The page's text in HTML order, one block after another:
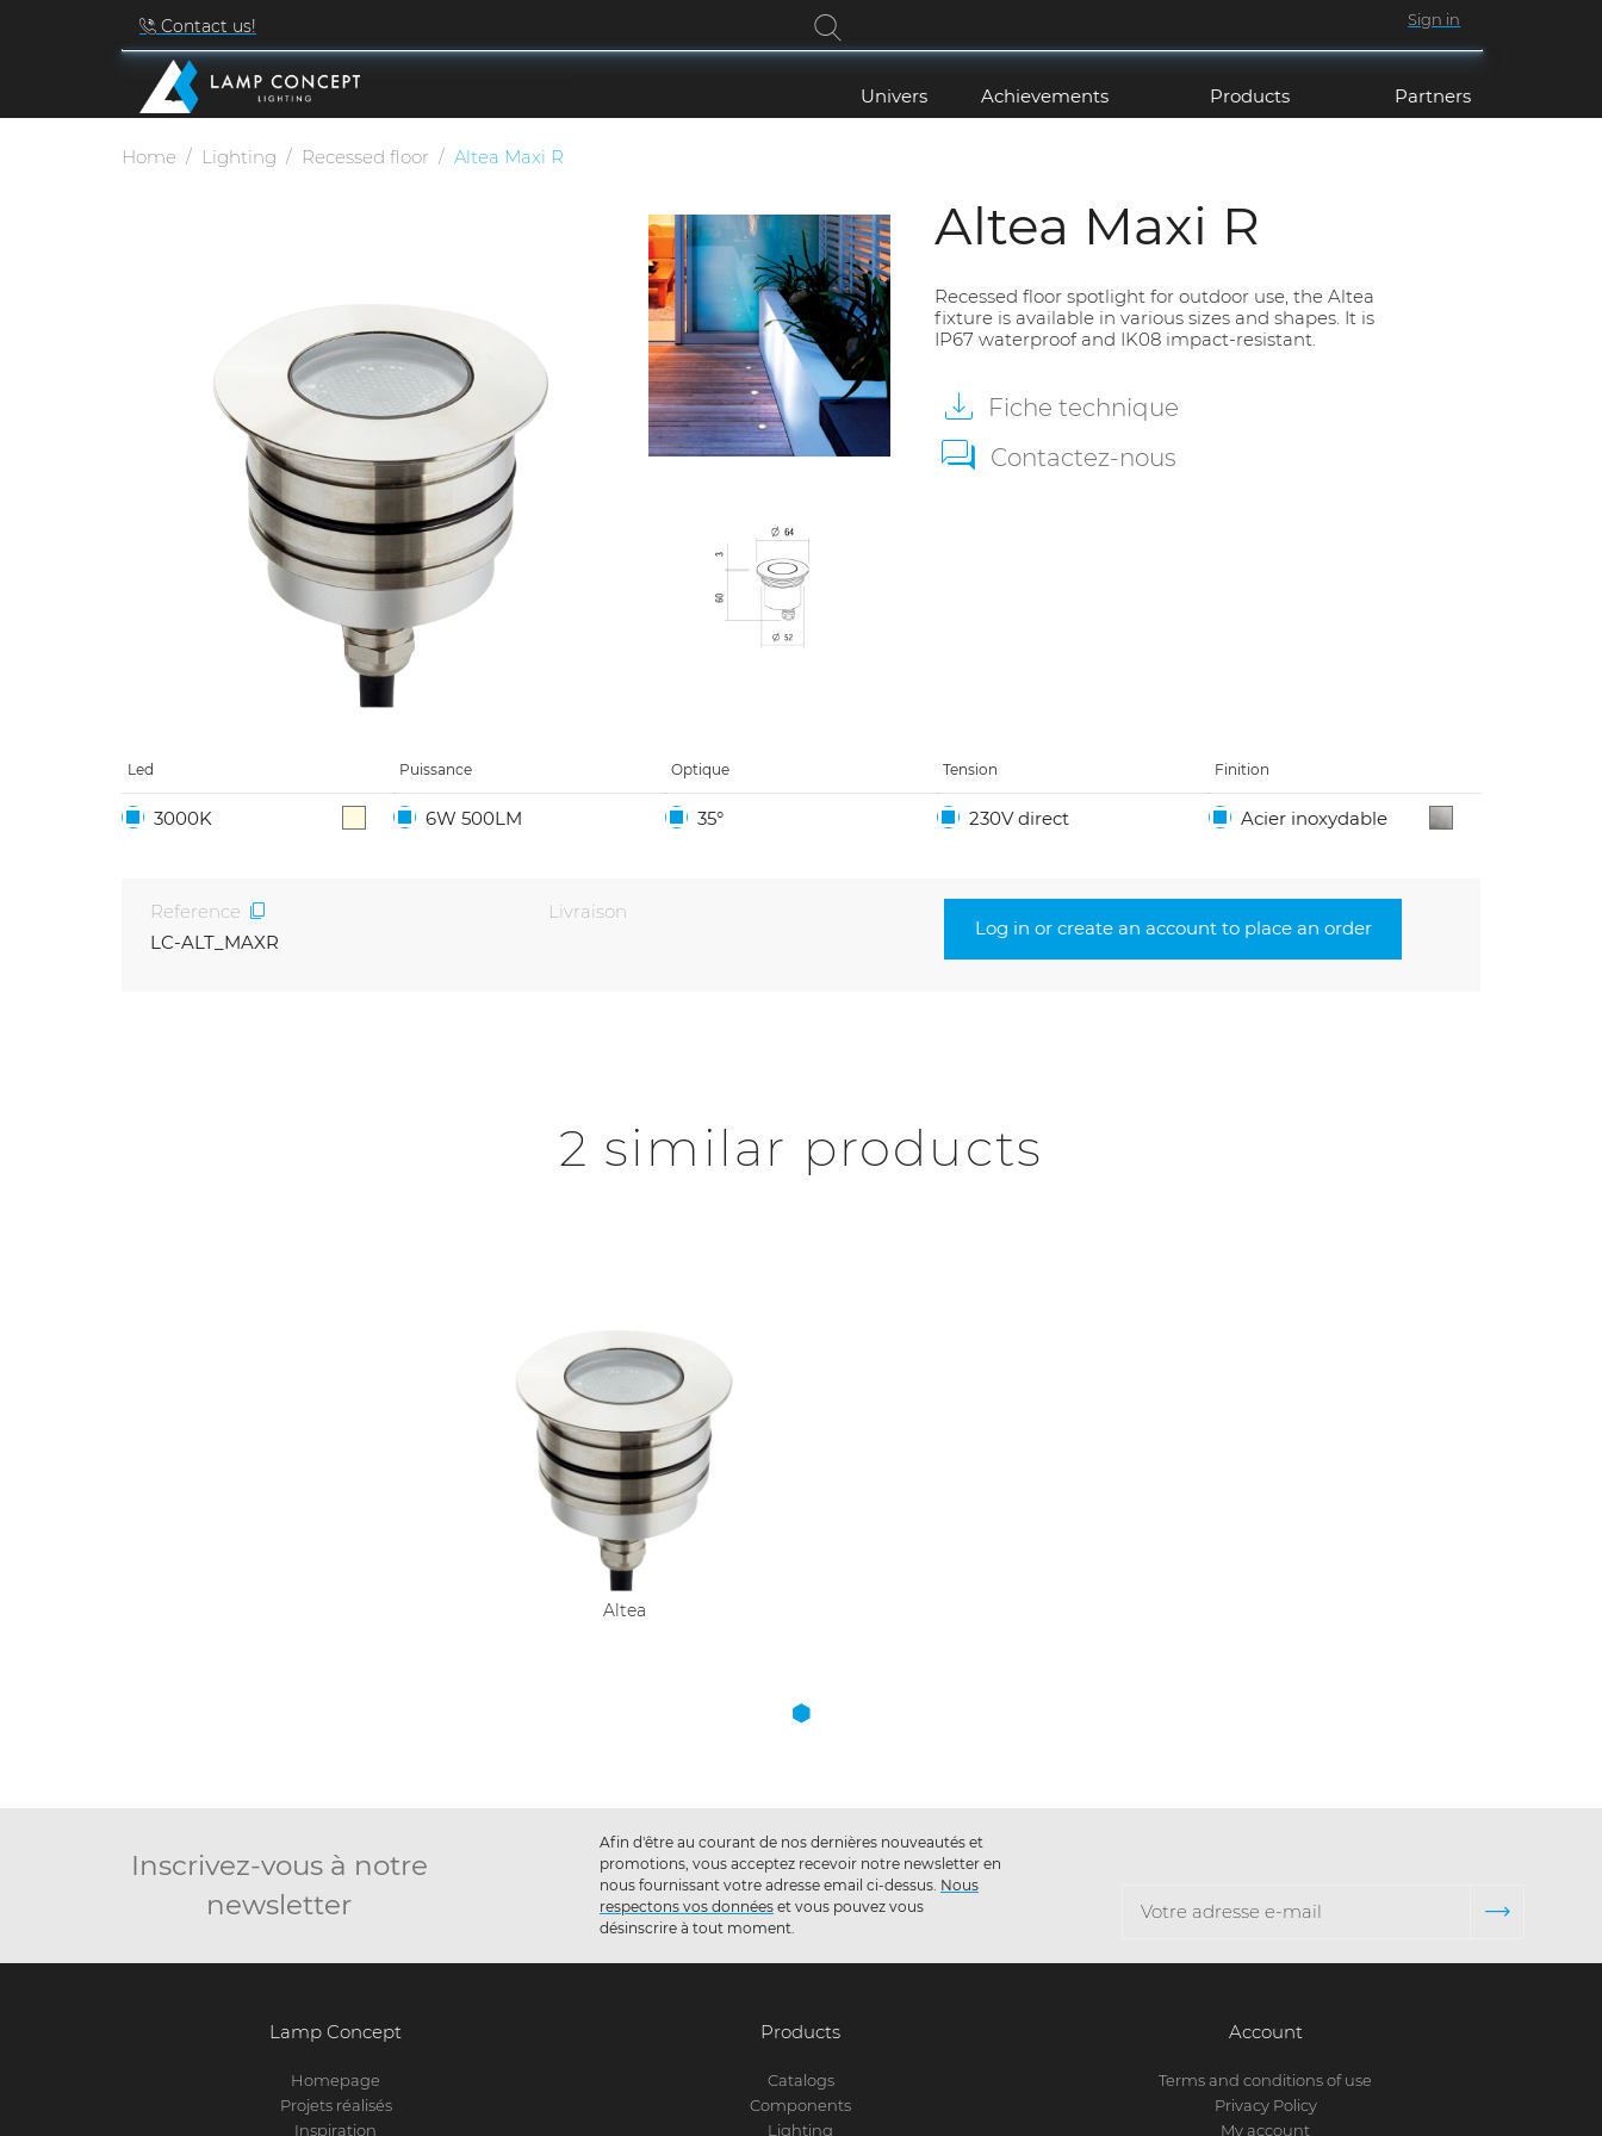
Contact us! Sign in
Univers Achievements Products Partners
Home Lighting Recessed floor Altea Maxi R
Altea Maxi R
Recessed floor spotlight for outdoor use, the Altea
fixture is available in various sizes and shapes. It is
IP67 waterproof and IK08 impact-resistant.
Fiche technique
Contactez-nous
Led
3000K
Puissance
6W 500LM
Optique
35°
Tension
230V direct
Finition
Acier inoxydable
Reference
LC-ALT_MAXR
Livraison
Log in or create an account to place an order
2 similar products
Altea
Inscrivez-vous à notre
newsletter
Afin d'être au courant de nos dernières nouveautés et
promotions, vous acceptez recevoir notre newsletter en
nous fournissant votre adresse email ci-dessus. Nous
respectons vos données et vous pouvez vous
désinscrire à tout moment.
Lamp Concept
Homepage
Projets réalisés
Inspiration
Products
Catalogs
Components
Lighting
Account
Terms and conditions of use
Privacy Policy
My account